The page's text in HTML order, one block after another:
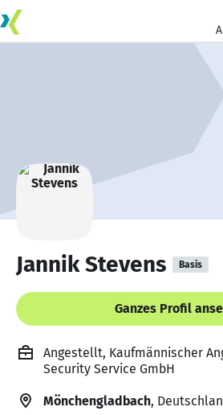
Jannik Stevens Basis
Ganzes Profil
Angestellt, Kaufmännischer
Security Service GmbH
Mönchengladbach,